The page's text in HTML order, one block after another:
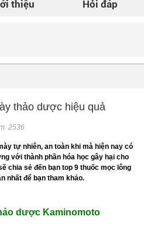
thiệu Hỏi đáp
thảo dược hiệu quả
2536
tự nhiên, an toàn khi mà hiện nay có
với thành phần hóa học gây hại cho
chia sẻ đến bạn top 9 thuốc mọc lông
nhất để bạn tham khảo.
dược Kaminomoto